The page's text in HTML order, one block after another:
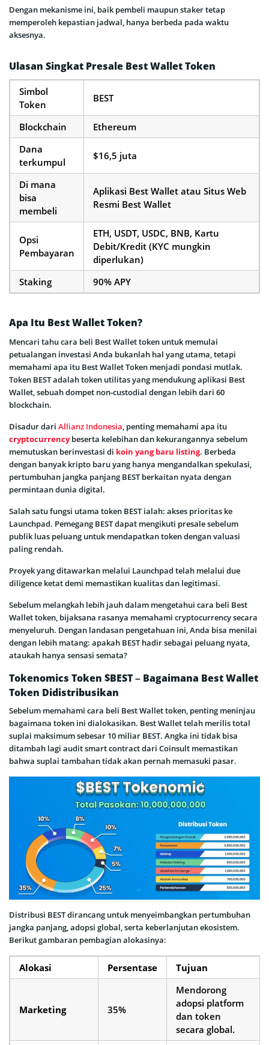
Dengan mekanisme ini, baik pembeli maupun staker tetap
memperoleh kepastian jadwal, hanya berbeda pada waktu
aksesnya.
Ulasan Singkat Presale Best Wallet Token
Simbol
Token
BEST
Blockchain
Ethereum
Dana
terkumpul
$16,5 juta
Di mana
bisa
membeli
Aplikasi Best Wallet atau Situs Web
Resmi Best Wallet
Opsi
Pembayaran
ETH, USDT, USDC, BNB, Kartu
Debit/Kredit (KYC mungkin
diperlukan)
Staking
90% APY
Apa Itu Best Wallet Token?
Mencari tahu cara beli Best Wallet token untuk memulai
petualangan investasi Anda bukanlah hal yang utama, tetapi
memahami apa itu Best Wallet Token menjadi pondasi mutlak.
Token BEST adalah token utilitas yang mendukung aplikasi Best
Wallet, sebuah dompet non-custodial dengan lebih dari 60
blockchain.
Disadur dari Allianz Indonesia, penting memahami apa itu
cryptocurrencybeserta kelebihan dan kekurangannya sebelum
memutuskan berinvestasi di koin yang baru listing. Berbeda
dengan banyak kripto baru yang hanya mengandalkan spekulasi,
pertumbuhan jangka panjang BEST berkaitan nyata dengan
permintaan dunia digital.
Salah satu fungsi utama token BEST ialah: akses prioritas ke
Launchpad. Pemegang BEST dapat mengikuti presale sebelum
publik luas peluang untuk mendapatkan token dengan valuasi
paling rendah.
Proyek yang ditawarkan melalui Launchpad telah melalui due
diligence ketat demi memastikan kualitas dan legitimasi.
Sebelum melangkah lebih jauh dalam mengetahui cara beli Best
Wallet token, bijaksana rasanya memahami cryptocurrency secara
menyeluruh. Dengan landasan pengetahuan ini, Anda bisa menilai
dengan lebih matang: apakah BEST hadir sebagai peluang nyata,
ataukah hanya sensasi semata?
Tokenomics Token $BEST – Bagaimana Best Wallet
Token Didistribusikan
Sebelum memahami cara beli Best Wallet token, penting meninjau
bagaimana token ini dialokasikan. Best Wallet telah merilis total
suplai maksimum sebesar 10 miliar BEST. Angka ini tidak bisa
ditambah lagi audit smart contract dari Coinsult memastikan
bahwa suplai tambahan tidak akan pernah memasuki pasar.
Distribusi BEST dirancang untuk menyeimbangkan pertumbuhan
jangka panjang, adopsi global, serta keberlanjutan ekosistem.
Berikut gambaran pembagian alokasinya:
Alokasi Persentase Tujuan
Marketing 35%
Mendorong
adopsi platform
dan token
secara global.